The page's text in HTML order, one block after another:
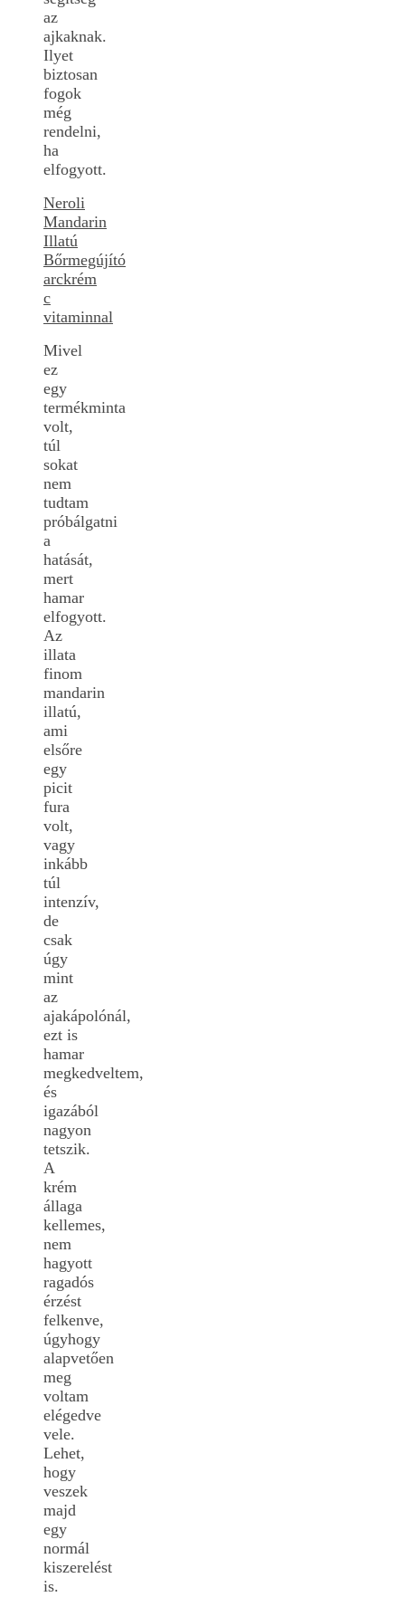
az
ajkaknak.
Ilyet
biztosan
fogok
még
rendelni,
ha
elfogyott.
Neroli
Mandarin
Illatú
Bőrmegújító
arckrém
c
vitaminnal
Mivel
ez
egy
termékminta
volt,
túl
sokat
nem
tudtam
próbálgatni
a
hatását,
mert
hamar
elfogyott.
Az
illata
finom
mandarin
illatú,
ami
elsőre
egy
picit
fura
volt,
vagy
inkább
túl
intenzív,
de
csak
úgy
mint
az
ajakápolónál,
ezt is
hamar
megkedveltem,
és
igazából
nagyon
tetszik.
A
krém
állaga
kellemes,
nem
hagyott
ragadós
érzést
felkenve,
úgyhogy
alapvetően
meg
voltam
elégedve
vele.
Lehet,
hogy
veszek
majd
egy
normál
kiszerelést
is.